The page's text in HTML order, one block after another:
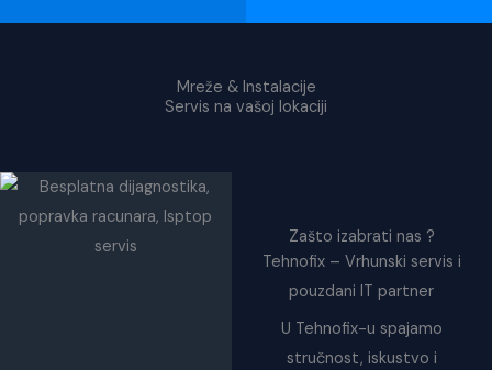
Mreže & Instalacije
Servis na vašoj lokaciji
Zašto izabrati nas ?
Tehnofix – Vrhunski servis i
pouzdani IT partner
U Tehnofix-u spajamo
stručnost, iskustvo i